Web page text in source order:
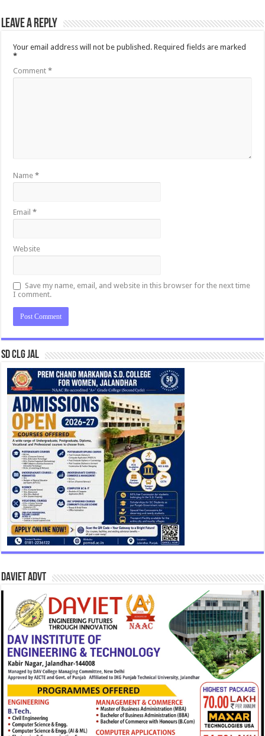
Leave a Reply
Your email address will not be published. Required fields are marked
*
Comment*
Name*
Email*
Website
Save my name, email, and website in this browser for the next time
I comment.
SD CLG JAL
DAVIET Advt